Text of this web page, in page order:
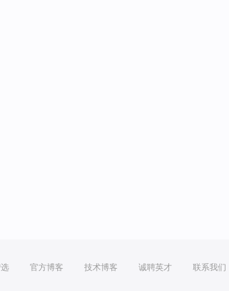
官方博客 技术博客 诚聘英才 联系我们